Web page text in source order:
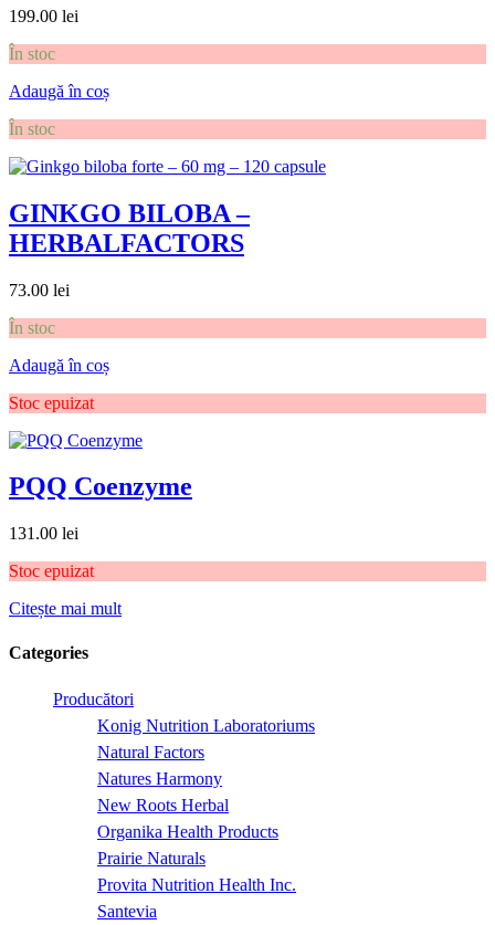
199.00 lei
În stoc
Adaugă în coș
În stoc
GINKGO BILOBA –
HERBALFACTORS
73.00 lei
În stoc
Adaugă în coș
Stoc epuizat
PQQ Coenzyme
131.00 lei
Stoc epuizat
Citește mai mult
Categories
Producători
Konig Nutrition Laboratoriums
Natural Factors
Natures Harmony
New Roots Herbal
Organika Health Products
Prairie Naturals
Provita Nutrition Health Inc.
Santevia